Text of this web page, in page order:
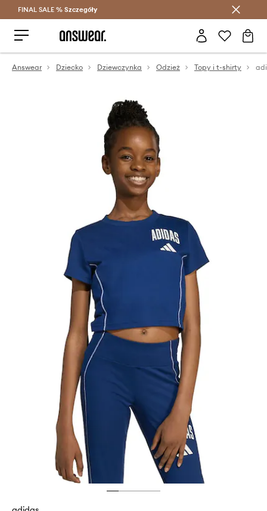
Oszczędzaj z Answear Club >
FINAL SALE % Szczegóły
Answear Dziecko Dziewczynka Odzież Topy i t-shirty